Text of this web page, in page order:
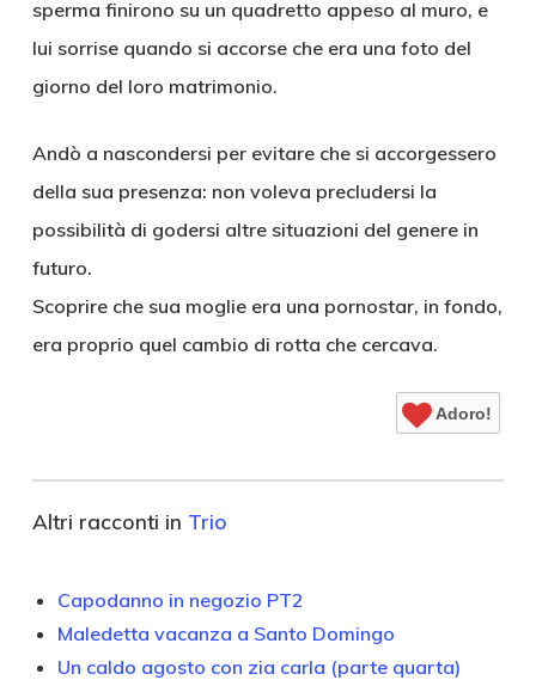
sperma finirono su un quadretto appeso al muro, e
lui sorrise quando si accorse che era una foto del
giorno del loro matrimonio.
Andò a nascondersi per evitare che si accorgessero
della sua presenza: non voleva precludersi la
possibilità di godersi altre situazioni del genere in
futuro.
Scoprire che sua moglie era una pornostar, in fondo,
era proprio quel cambio di rotta che cercava.
Adoro!
Altri racconti in Trio
Capodanno in negozio PT2
Maledetta vacanza a Santo Domingo
Un caldo agosto con zia carla (parte quarta)